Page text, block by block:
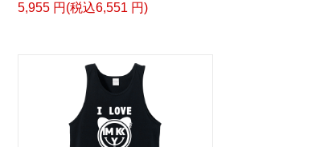
5,955 円(税込6,551 円)